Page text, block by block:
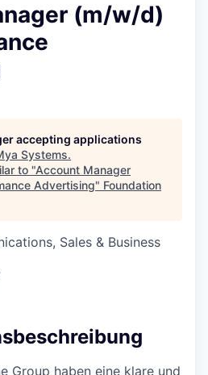
(m/w/d)
accepting applications
Systems.
to "Account Manager
Advertising" Foundation
Sales & Business
Group haben eine klare und